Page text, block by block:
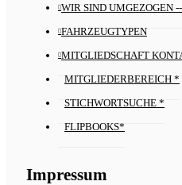
WIR SIND UMGEZOGEN
FAHRZEUGTYPEN
MITGLIEDSCHAFT
MITGLIEDERBEREICH *
STICHWORTSUCHE *
FLIPBOOKS*
Impressum